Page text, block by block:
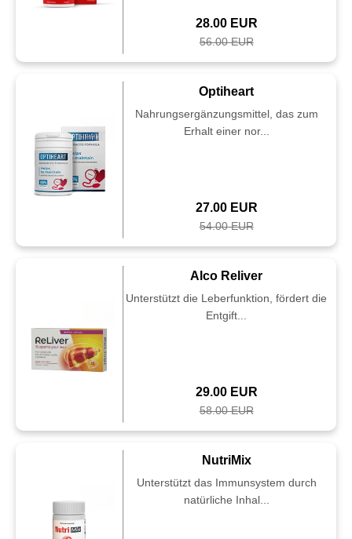
28.00 EUR
56.00 EUR
Optiheart
Nahrungsergänzungsmittel, das zum
Erhalt einer nor...
27.00 EUR
54.00 EUR
Alco Reliver
Unterstützt die Leberfunktion, fördert die
Entgift...
29.00 EUR
58.00 EUR
NutriMix
Unterstützt das Immunsystem durch
natürliche Inhal...